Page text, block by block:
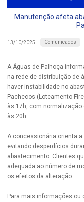
Manutenção afeta
13/10/2025 Comunicados
A Águas de Palhoça
na rede de distribuição de
haver instabilidade no
Pachecos (Loteamento
às 17h, com normalização
às 20h.
A concessionária orienta a
evitando desperdícios
abastecimento. Clientes
adequada ao número de
os efeitos da alteração.
Para mais informações ou